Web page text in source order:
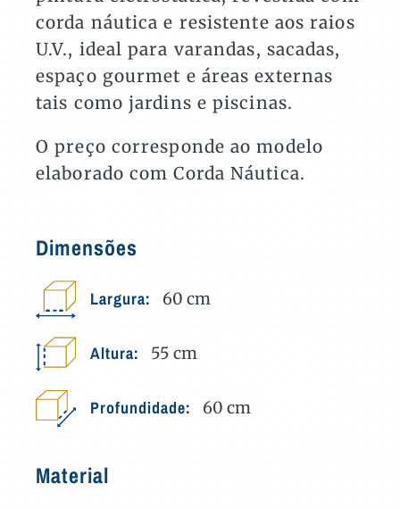
corda náutica e resistente aos raios
U.V., ideal para varandas, sacadas,
espaço gourmet e áreas externas
tais como jardins e piscinas.
O preço corresponde ao modelo
elaborado com Corda Náutica.
Dimensões
Largura: 60 cm
Altura: 55 cm
Profundidade: 60 cm
Material